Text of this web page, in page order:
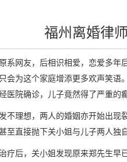
福州离婚律
系网友，后相识相爱，恋爱多
会为这个家庭增添更多欢声笑
医院确诊，儿子竟然得了严重的
不理想，两人的婚姻亦开始出
至直接抛下关小姐与儿子两人独
疗后，关小姐发现原来郑先生